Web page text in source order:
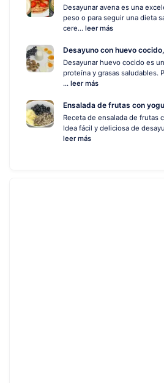
Desayunar avena es una
peso o para seguir una dieta
cere... leer más
Desayuno con huevo
Desayunar huevo cocido es
proteína y grasas saludables.
... leer más
Ensalada de frutas con
Receta de ensalada de frutas
Idea fácil y deliciosa de
leer más